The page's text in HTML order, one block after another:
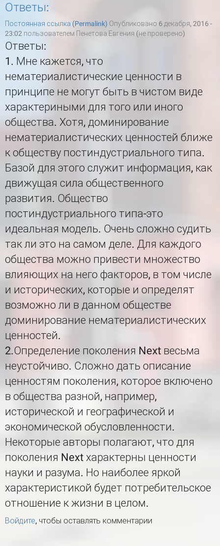
Ответы:
Постоянная ссылка (Permalink) Опубликовано 6 декабря, 2016 -
23:02 пользователем Пенетова Евгения (не проверено)
Ответы:
1. Мне кажется, что
нематериалистические ценности в
принципе не могут быть в чистом виде
характериными для того или иного
общества. Хотя, доминирование
нематериалистических ценностей ближе
к обществу постиндустриального типа.
Базой для этого служит информация, как
движущая сила общественного
развития. Общество
постиндустриального типа-это
идеальная модель. Очень сложно судить
так ли это на самом деле. Для каждого
общества можно привести множество
влияющих на него факторов, в том числе
и исторических, которые и определят
возможно ли в данном обществе
доминирование нематериалистических
ценностей.
2.Определение поколения Next весьма
неустойчиво. Сложно дать описание
ценностям поколения, которое включено
в общества разной, например,
исторической и географической и
экономической обусловленности.
Некоторые авторы полагают, что для
поколения Next характерны ценности
науки и разума. Но наиболее яркой
характеристикой будет потребительское
отношение к жизни в целом.
Войдите, чтобы оставлять комментарии